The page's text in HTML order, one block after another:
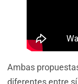
Ambas
diferentes entre sí,